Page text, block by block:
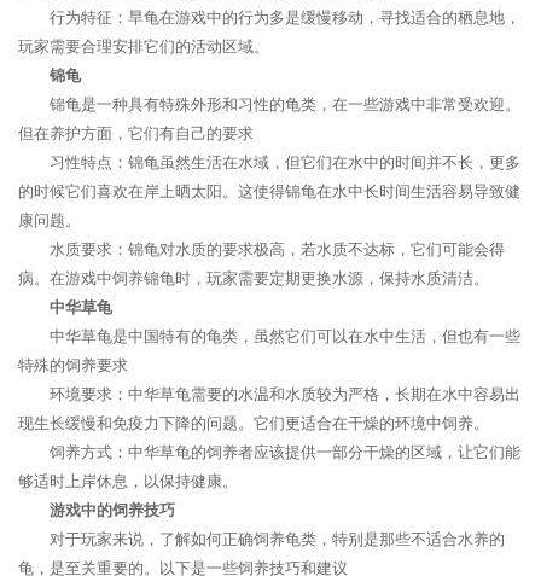
行为特征：旱龟在游戏中的行为多是缓慢移动，寻找适合的栖息地，
玩家需要合理安排它们的活动区域。
锦龟
锦龟是一种具有特殊外形和习性的龟类，在一些游戏中非常受欢迎。
但在养护方面，它们有自己的要求
习性特点：锦龟虽然生活在水域，但它们在水中的时间并不长，更多
的时候它们喜欢在岸上晒太阳。这使得锦龟在水中长时间生活容易导致健
康问题。
水质要求：锦龟对水质的要求极高，若水质不达标，它们可能会得
病。在游戏中饲养锦龟时，玩家需要定期更换水源，保持水质清洁。
中华草龟
中华草龟是中国特有的龟类，虽然它们可以在水中生活，但也有一些
特殊的饲养要求
环境要求：中华草龟需要的水温和水质较为严格，长期在水中容易出
现生长缓慢和免疫力下降的问题。它们更适合在干燥的环境中饲养。
饲养方式：中华草龟的饲养者应该提供一部分干燥的区域，让它们能
够适时上岸休息，以保持健康。
游戏中的饲养技巧
对于玩家来说，了解如何正确饲养龟类，特别是那些不适合水养的
龟，是至关重要的。以下是一些饲养技巧和建议